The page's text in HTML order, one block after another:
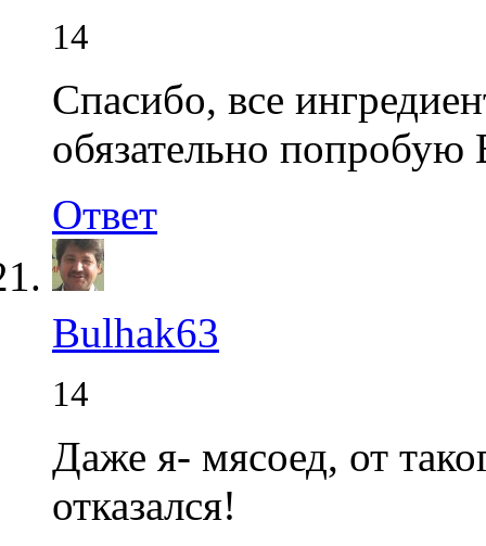
14
Спасибо, все
обязательно
Ответ
Bulhak63
14
Даже я- мясоед, от
отказался!